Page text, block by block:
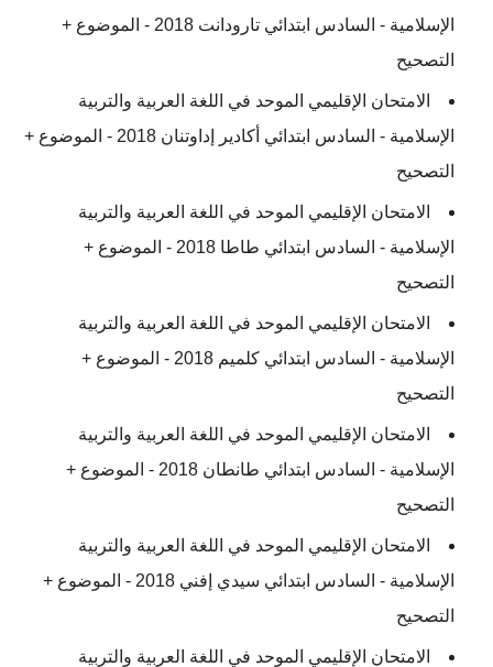
الإسلامية - السادس ابتدائي تارودانت 2018 - الموضوع +
التصحيح
الامتحان الإقليمي الموحد في اللغة العربية والتربية
الإسلامية - السادس ابتدائي أكادير إداوتنان 2018 - الموضوع +
التصحيح
الامتحان الإقليمي الموحد في اللغة العربية والتربية
الإسلامية - السادس ابتدائي طاطا 2018 - الموضوع +
التصحيح
الامتحان الإقليمي الموحد في اللغة العربية والتربية
الإسلامية - السادس ابتدائي كلميم 2018 - الموضوع +
التصحيح
الامتحان الإقليمي الموحد في اللغة العربية والتربية
الإسلامية - السادس ابتدائي طانطان 2018 - الموضوع +
التصحيح
الامتحان الإقليمي الموحد في اللغة العربية والتربية
الإسلامية - السادس ابتدائي سيدي إفني 2018 - الموضوع +
التصحيح
الامتحان الإقليمي الموحد في اللغة العربية والتربية